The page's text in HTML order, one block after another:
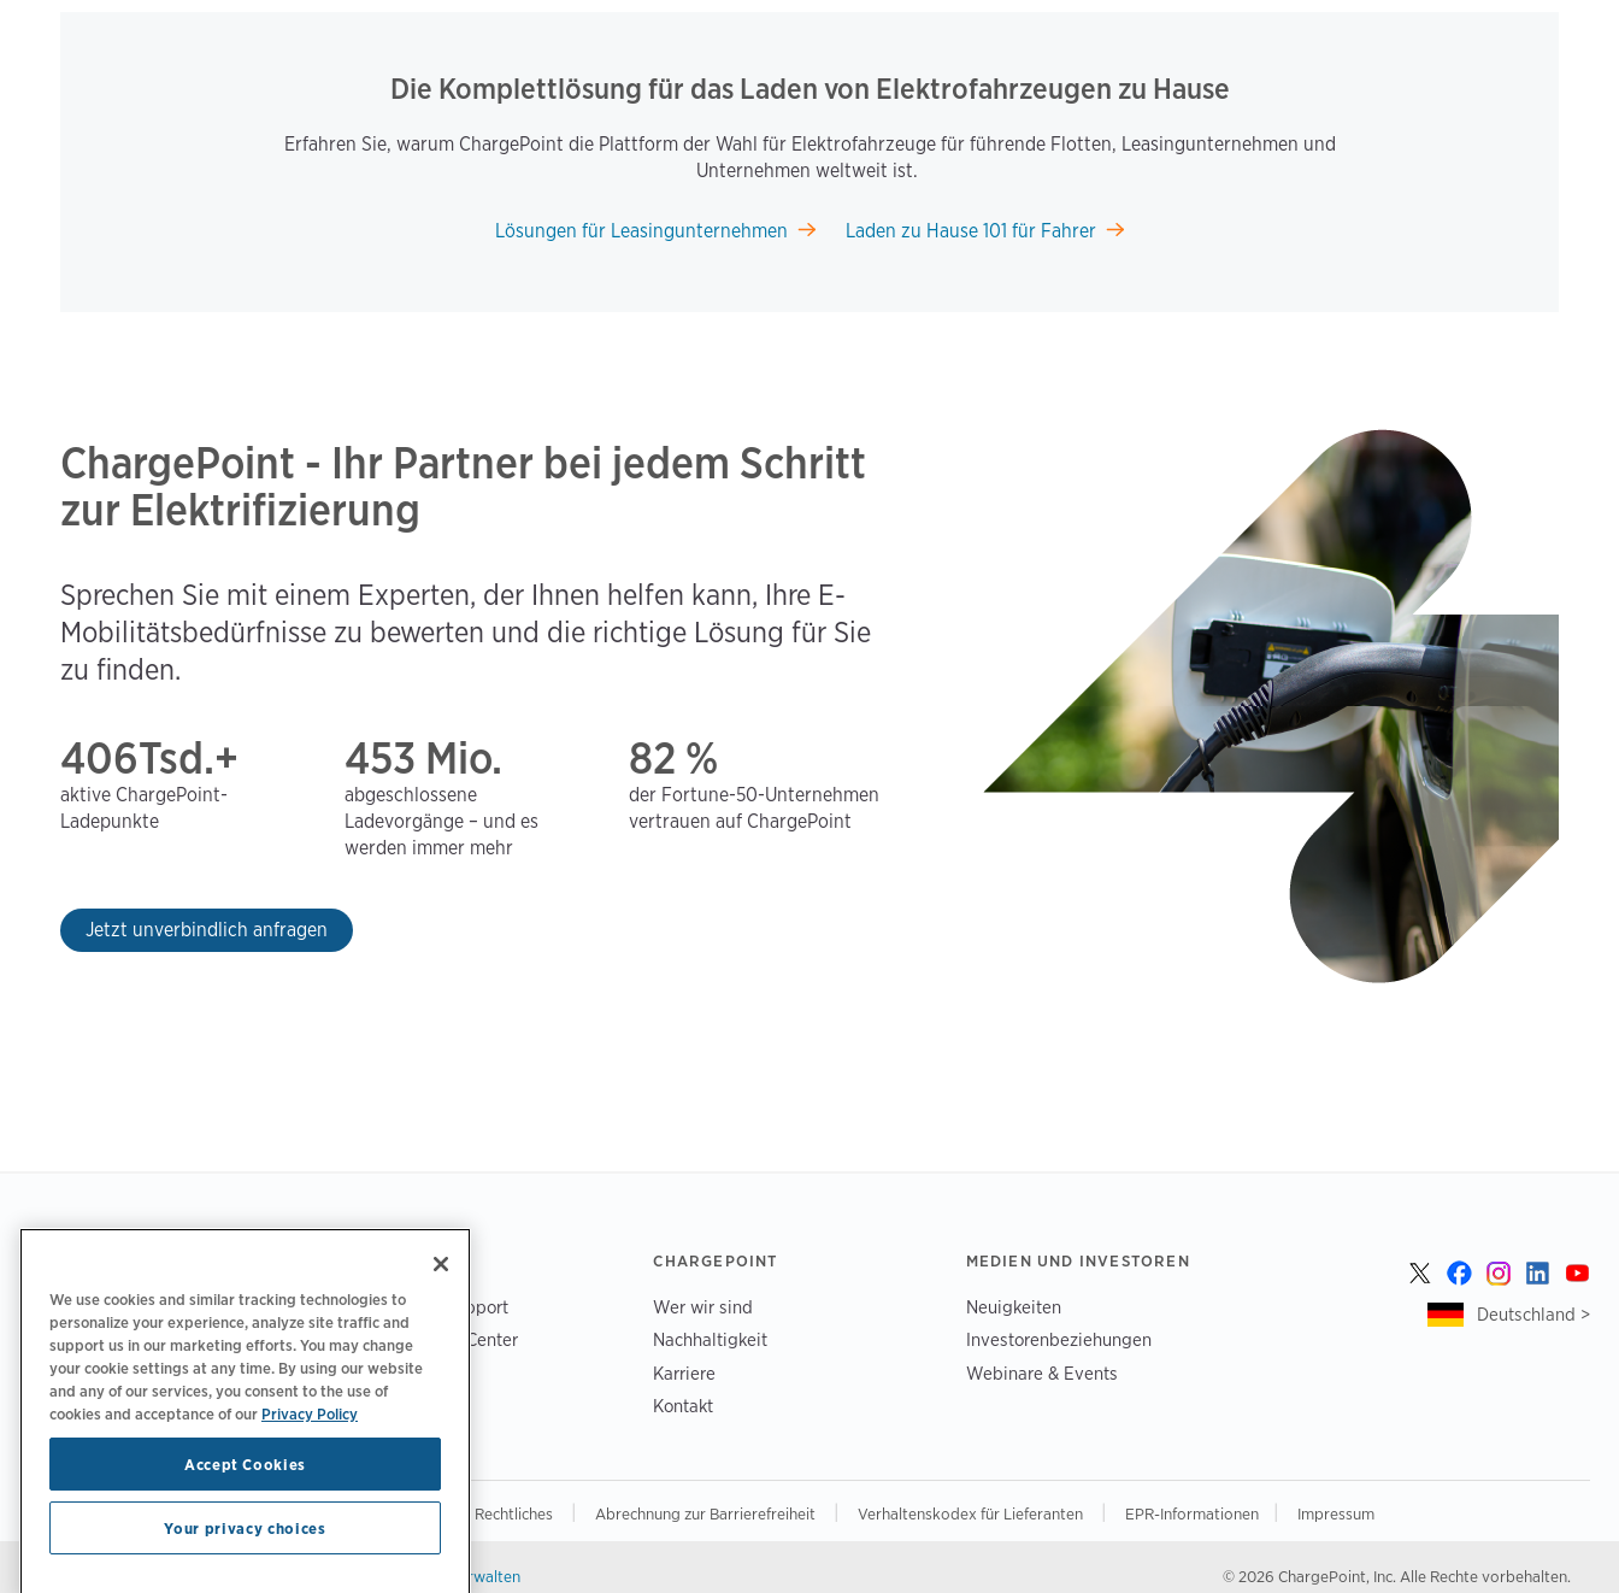
Die Komplettlösung für das Laden von Elektrofahrzeugen zu Hause
Erfahren Sie, warum ChargePoint die Plattform der Wahl für Elektrofahrzeuge für führende Flotten, Leasingunternehmen und
Unternehmen weltweit ist.
Lösungen für Leasingunternehmen Laden zu Hause 101 für Fahrer
ChargePoint - Ihr Partner bei jedem Schritt
zur Elektrifizierung
Sprechen Sie mit einem Experten, der Ihnen helfen kann, Ihre E-
Mobilitätsbedürfnisse zu bewerten und die richtige Lösung für Sie
zu finden.
406Tsd.+
aktive ChargePoint-
Ladepunkte
453 Mio.
abgeschlossene
Ladevorgänge – und es
werden immer mehr
82 %
der Fortune-50-Unternehmen
vertrauen auf ChargePoint
Jetzt unverbindlich anfragen
ChargePoint-Support
Fahrer-Support Center
Trust Center
CHARGEPOINT
Wer wir sind
Nachhaltigkeit
Karriere
Kontakt
MEDIEN UND INVESTOREN
Neuigkeiten
Investorenbeziehungen
Webinare & Events
Deutschland >
Rechtliches Abrechnung zur Barrierefreiheit Verhaltenskodex für Lieferanten EPR-Informationen Impressum
E-Mail-Einstellungen verwalten © 2026 ChargePoint, Inc. Alle Rechte vorbehalten.
We use cookies and similar tracking technologies to
personalize your experience, analyze site traffic and
support us in our marketing efforts. You may change
your cookie settings at any time. By using our website
and any of our services, you consent to the use of
cookies and acceptance of our Privacy Policy
Accept Cookies
Your privacy choices